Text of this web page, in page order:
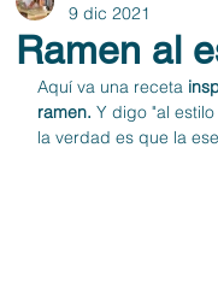
Ramen al
9 dic 2021
Aquí va una receta
ramen. Y digo "al
la verdad es que la